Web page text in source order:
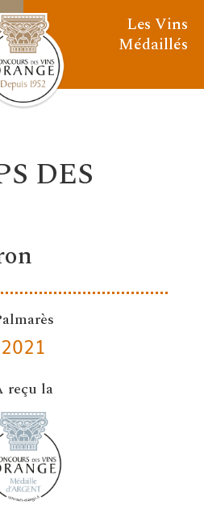
Les Vins
Médaillés
DES
2021
reçu la